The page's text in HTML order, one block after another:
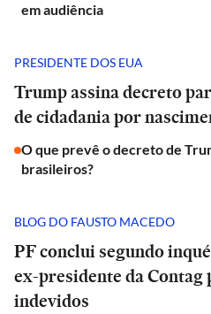
em audiência
PRESIDENTE DOS EUA
Trump assina decreto
de cidadania por
O que prevê o decreto de
brasileiros?
BLOG DO FAUSTO MACEDO
PF conclui segundo
ex-presidente da Contag
indevidos